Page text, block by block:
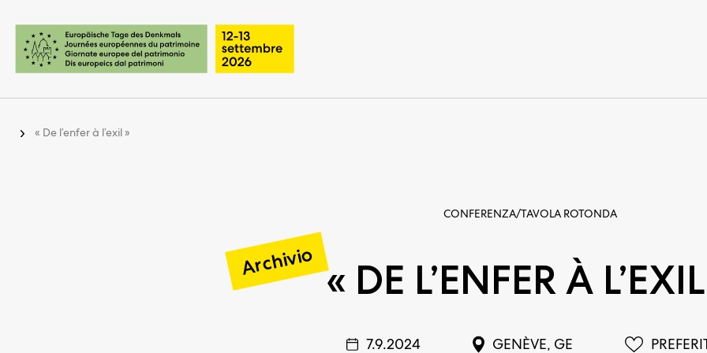
Pagine importanti
Pagina iniziale
Contatto
« De l’enfer à l’exil »
CONFERENZA/TAVOLA ROTONDA
Archivio « DE L’ENFER À
7.9.2024 GENÈVE, GE